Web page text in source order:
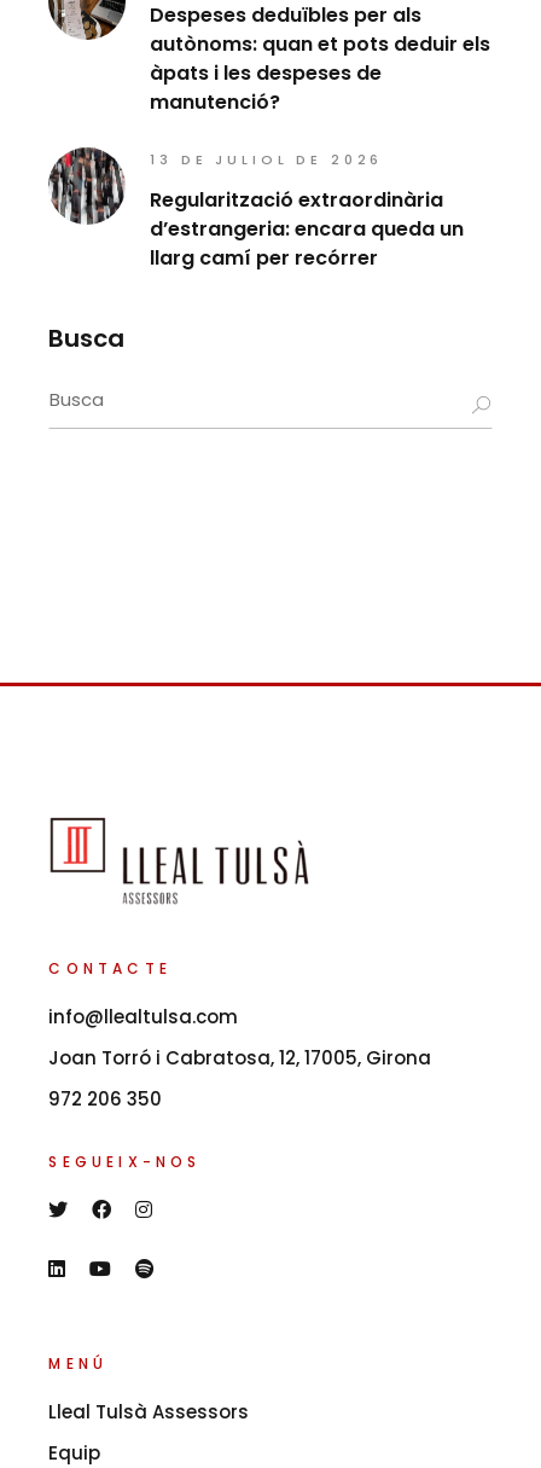
Despeses deduïbles per als
autònoms: quan et pots deduir els
àpats i les despeses de
manutenció?
13 DE JULIOL DE 2026
Regularització extraordinària
d’estrangeria: encara queda un
llarg camí per recórrer
Busca
Search
for:
CONTACTE
info@llealtulsa.com
Joan Torró i Cabratosa, 12, 17005, Girona
972 206 350
SEGUEIX-NOS
MENÚ
Lleal Tulsà Assessors
Equip